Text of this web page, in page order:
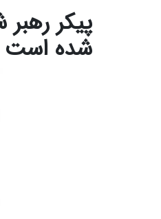
پیکر
شده‌ است